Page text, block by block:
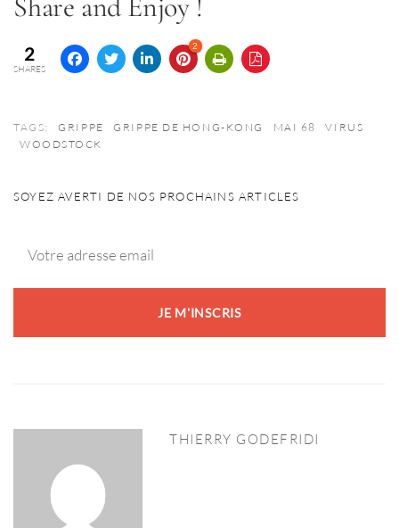
2
SHARES
2
TAGS: GRIPPE GRIPPE DE HONG-KONG MAI 68
VIRUS
WOODSTOCK
SOYEZ AVERTI DE NOS PROCHAINS ARTICLES
THIERRY GODEFRIDI